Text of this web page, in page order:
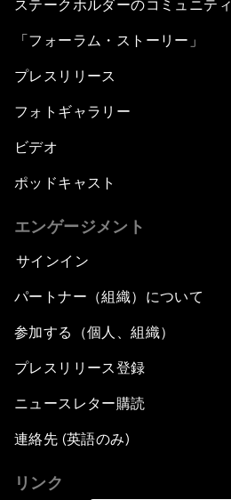
ステークホルダーのコミュニティ
「フォーラム・ストーリー」
プレスリリース
フォトギャラリー
ビデオ
ポッドキャスト
エンゲージメント
サインイン
パートナー（組織）について
参加する（個人、組織）
プレスリリース登録
ニュースレター購読
連絡先 (英語のみ)
リンク